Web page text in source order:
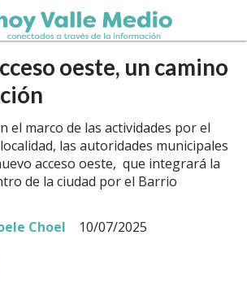
oeste, un camino
el marco de las actividades por el
las autoridades municipales
acceso oeste, que integrará la
de la ciudad por el Barrio
Choel
10/07/2025